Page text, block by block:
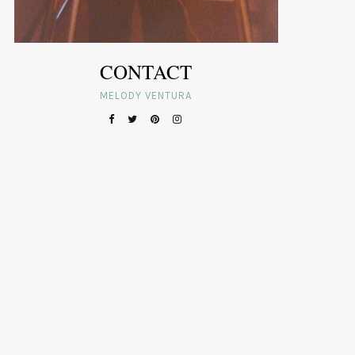
CONTACT
MELODY VENTURA